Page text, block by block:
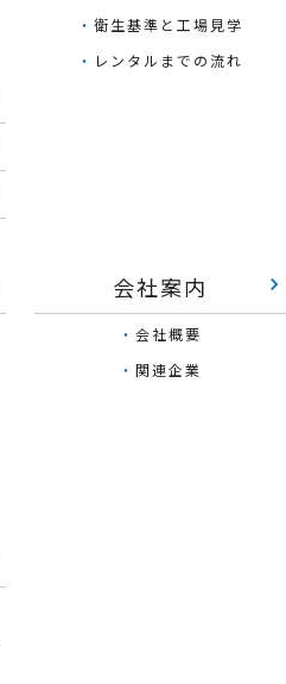
・ 衛生基準と工場見学
・ レンタルまでの流れ
会社案内 keyboard_arrow_right
・ 会社概要
・ 関連企業